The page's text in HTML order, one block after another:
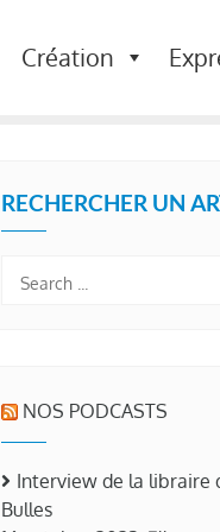
Création
RECHERCHER UN
NOS PODCASTS
Interview de la libraire
Bulles